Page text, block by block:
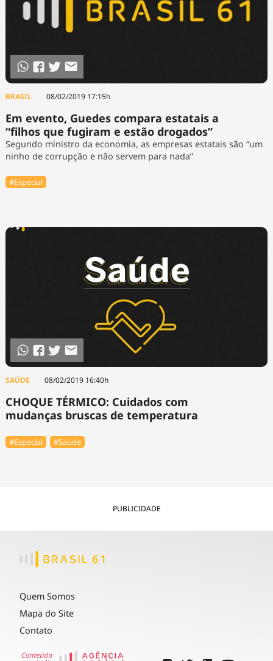
BRASIL 08/02/2019 17:15h
Em evento, Guedes compara estatais a
“filhos que fugiram e estão drogados”
Segundo ministro da economia, as empresas estatais são “um
ninho de corrupção e não servem para nada”
#Especial
SAÚDE 08/02/2019 16:40h
CHOQUE TÉRMICO: Cuidados com
mudanças bruscas de temperatura
#Especial #Saúde
PUBLICIDADE
Quem Somos
Mapa do Site
Contato